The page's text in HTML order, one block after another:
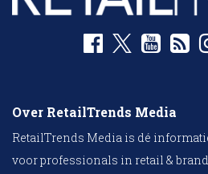
Over RetailTrends Media
RetailTrends Media is dé
voor professionals in retail &